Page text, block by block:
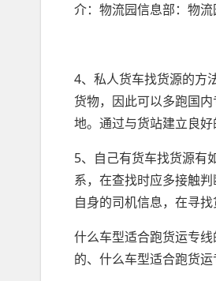
介：物流园信息部：物
4、私人货车找货源的方
货物，因此可以多跑国
地。通过与货站建立良
5、自己有货车找货源有
系，在查找时应多接触
自身的司机信息，在寻
什么车型适合跑货运专
的、什么车型适合跑货